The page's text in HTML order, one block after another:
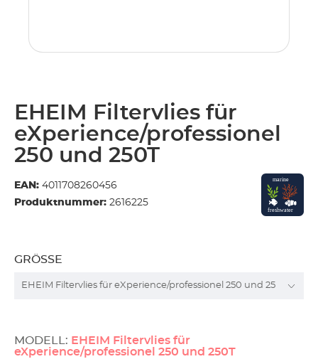
EHEIM Filtervlies für
eXperience/professionel
250 und 250T
EAN: 4011708260456
Produktnummer: 2616225
GRÖSSE
MODELL: EHEIM Filtervlies für
eXperience/professionel 250 und 250T